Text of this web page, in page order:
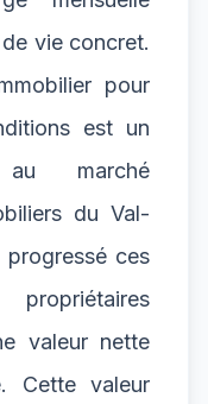
vie concret.
pour
est un
au marché
du Val-
ces
valeur nette
Cette valeur